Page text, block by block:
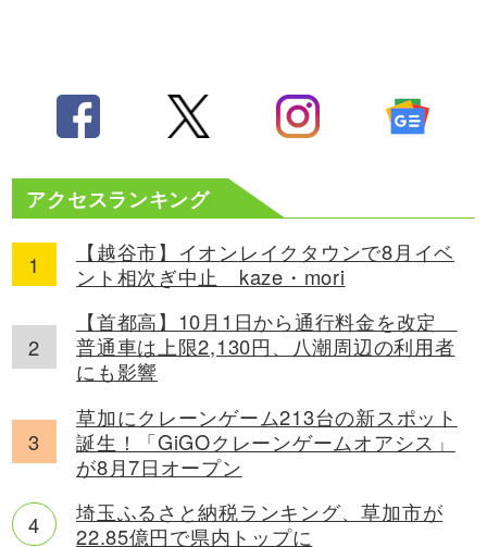
アクセスランキング
【越谷市】イオンレイクタウンで8月イベ
ント相次ぎ中止 kaze・mori
【首都高】10月1日から通行料金を改定
普通車は上限2,130円、八潮周辺の利用者
にも影響
草加にクレーンゲーム213台の新スポット
誕生！「GiGOクレーンゲームオアシス」
が8月7日オープン
埼玉ふるさと納税ランキング、草加市が
22.85億円で県内トップに